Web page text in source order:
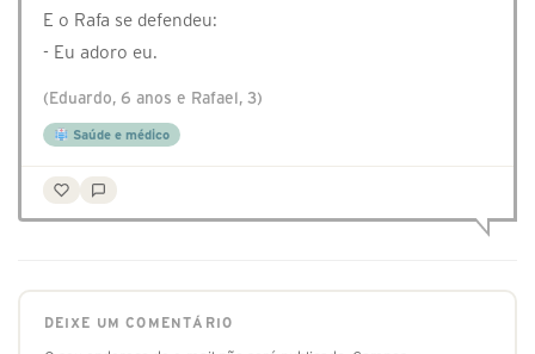
E o Rafa se defendeu:
- Eu adoro eu.
(Eduardo, 6 anos e Rafael, 3)
Saúde e médico
DEIXE UM COMENTÁRIO